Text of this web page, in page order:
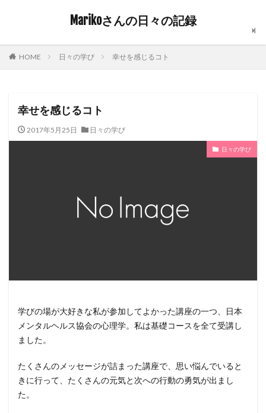
Marikoさんの日々の記録
HOME 日々の学び 幸せを感じるコト
幸せを感じるコト
2017年5月25日 日々の学び
日々の学び
学びの場が大好きな私が参加してよかった講座の一つ、日本
メンタルヘルス協会の心理学。私は基礎コースを全て受講し
ました。
たくさんのメッセージが詰まった講座で、思い悩んでいると
きに行って、たくさんの元気と次への行動の勇気が出まし
た。